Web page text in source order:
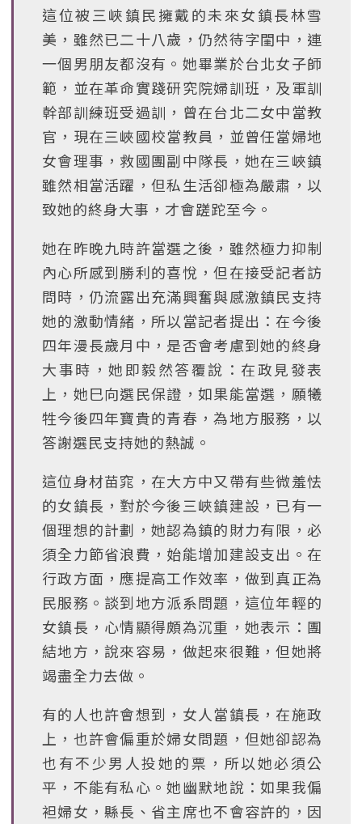
這位被三峽鎮民擁戴的未來女鎮長林雪
美，雖然已二十八歲，仍然待字閨中，連
一個男朋友都沒有。她畢業於台北女子師
範，並在革命實踐研究院婦訓班，及軍訓
幹部訓練班受過訓，曾在台北二女中當教
官，現在三峽國校當教員，並曾任當婦地
女會理事，救國團副中隊長，她在三峽鎮
雖然相當活躍，但私生活卻極為嚴肅，以
致她的終身大事，才會蹉跎至今。
她在昨晚九時許當選之後，雖然極力抑制
內心所感到勝利的喜悅，但在接受記者訪
問時，仍流露出充滿興奮與感激鎮民支持
她的激動情緒，所以當記者提出：在今後
四年漫長歲月中，是否會考慮到她的終身
大事時，她即毅然答覆說：在政見發表
上，她巳向選民保證，如果能當選，願犧
牲今後四年寶貴的青春，為地方服務，以
答謝選民支持她的熱誠。
這位身材苗窕，在大方中又帶有些微羞怯
的女鎮長，對於今後三峽鎮建設，已有一
個理想的計劃，她認為鎮的財力有限，必
須全力節省浪費，始能增加建設支出。在
行政方面，應提高工作效率，做到真正為
民服務。談到地方派系問題，這位年輕的
女鎮長，心情顯得頗為沉重，她表示：團
結地方，說來容易，做起來很難，但她將
竭盡全力去做。
有的人也許會想到，女人當鎮長，在施政
上，也許會偏重於婦女問題，但她卻認為
也有不少男人投她的票，所以她必須公
平，不能有私心。她幽默地說：如果我偏
袒婦女，縣長、省主席也不會容許的，因